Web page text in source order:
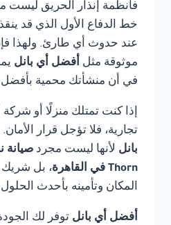
فأنظمة إنذار الحريق ليست
خط الدفاع الأول الذي قد
عند حدوث أي طارئ. ولهذا
موثوقة مثل أفضل أي بانل
في أن منشأتك محمية
إذا كنت تمتلك منزلًا أو
تجارية، فلا تؤجل قرار الأمان.
بانل لأنها ليست مجرد صيانة
Thorn في القاهرة
، بل
المكان وتأمينه بأحدث
أفضل أي بانل توفر لك